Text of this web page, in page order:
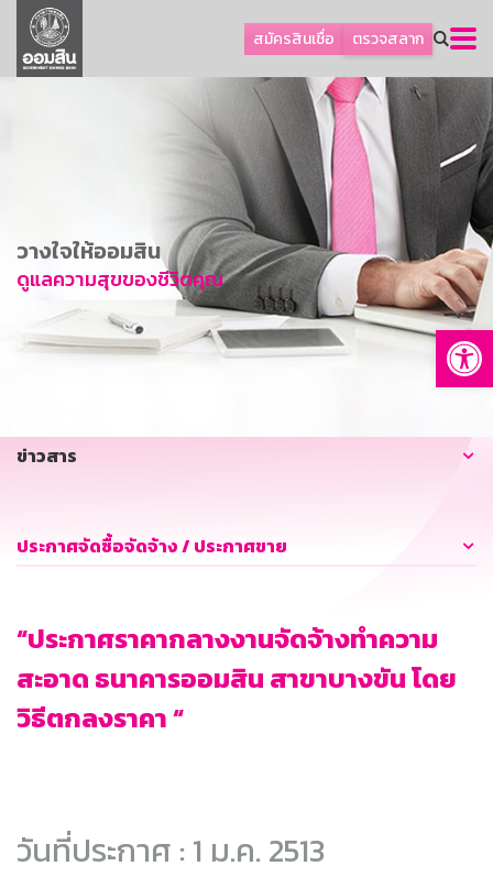
สมัครสินเชื่อ ตรวจสลาก
ลูกค้าธุรกิจ
ลูกค้าผู้ประกอบรายย่อย
การพัฒนาที่ยั่งยืน
ข่าวสาร
บริการทางการเงิน
อื่นๆ
วางใจให้ออมสิน
ดูแลความสุขของชีวิตคุณ
ข่าวสาร
ประกาศจัดซื้อจัดจ้าง / ประกาศขาย
“ประกาศราคากลางงานจัดจ้างทำความ
สะอาด ธนาคารออมสิน สาขาบางขัน โดย
วิธีตกลงราคา “
วันที่ประกาศ : 1 ม.ค. 2513